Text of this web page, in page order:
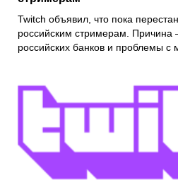
Twitch объявил, что пока
российским стримерам.
российских банков и проблемы с